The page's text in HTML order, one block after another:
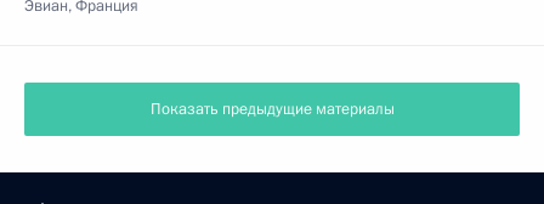
государств и правительств «Группы восьми»
3 июня 2003 года, 18:28
Эвиан, Франция